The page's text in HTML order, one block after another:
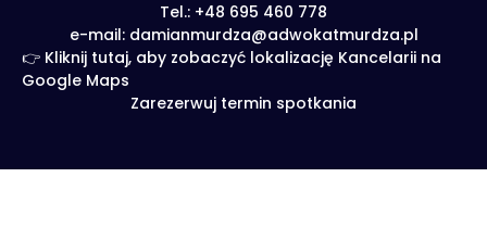
Tel.: +48 695 460 778
e-mail: damianmurdza@adwokatmurdza.pl
👉 Kliknij tutaj, aby zobaczyć lokalizację Kancelarii na
Google Maps
Zarezerwuj termin spotkania